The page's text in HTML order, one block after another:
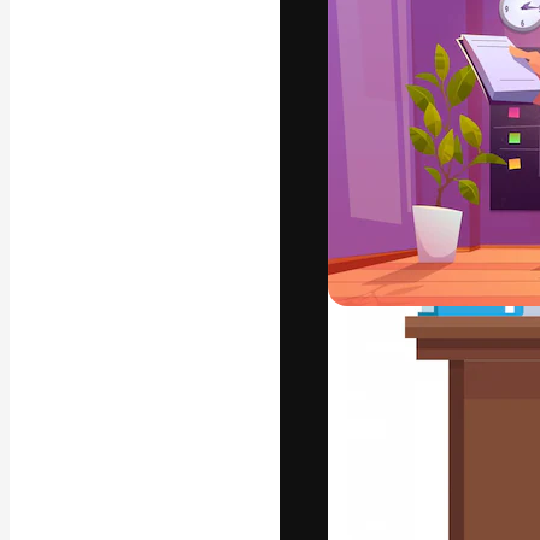
La plateforme
vos meilleurs
d’abonnés :
studios.
Français